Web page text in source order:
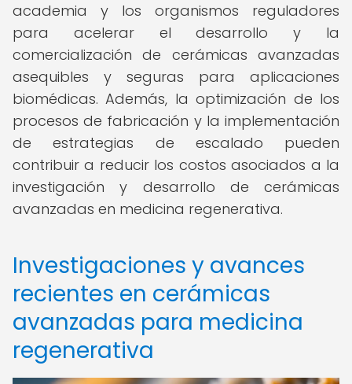
academia y los organismos reguladores
para acelerar el desarrollo y la
comercialización de cerámicas avanzadas
asequibles y seguras para aplicaciones
biomédicas. Además, la optimización de los
procesos de fabricación y la implementación
de estrategias de escalado pueden
contribuir a reducir los costos asociados a la
investigación y desarrollo de cerámicas
avanzadas en medicina regenerativa.
Investigaciones y avances
recientes en cerámicas
avanzadas para medicina
regenerativa